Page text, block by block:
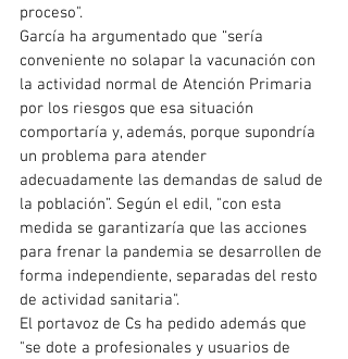
proceso".
García ha argumentado que “sería
conveniente no solapar la vacunación con
la actividad normal de Atención Primaria
por los riesgos que esa situación
comportaría y, además, porque supondría
un problema para atender
adecuadamente las demandas de salud de
la población”. Según el edil, "con esta
medida se garantizaría que las acciones
para frenar la pandemia se desarrollen de
forma independiente, separadas del resto
de actividad sanitaria".
El portavoz de Cs ha pedido además que
"se dote a profesionales y usuarios de